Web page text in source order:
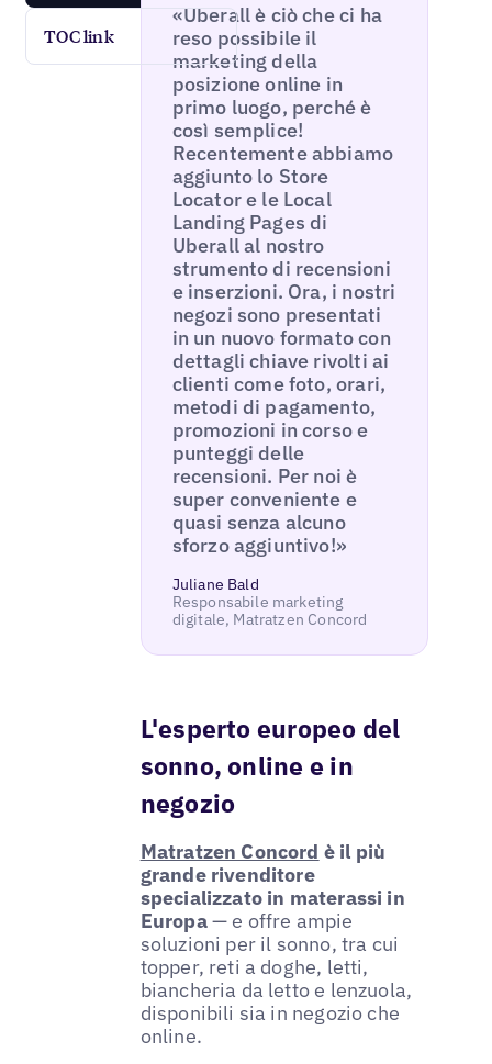
TOC link
«Uberall è ciò che ci ha
reso possibile il
marketing della
posizione online in
primo luogo, perché è
così semplice!
Recentemente abbiamo
aggiunto lo Store
Locator e le Local
Landing Pages di
Uberall al nostro
strumento di recensioni
e inserzioni. Ora, i nostri
negozi sono presentati
in un nuovo formato con
dettagli chiave rivolti ai
clienti come foto, orari,
metodi di pagamento,
promozioni in corso e
punteggi delle
recensioni. Per noi è
super conveniente e
quasi senza alcuno
sforzo aggiuntivo!»
Juliane Bald
Responsabile marketing
digitale, Matratzen Concord
L'esperto europeo del
sonno, online e in
negozio
Matratzen Concord è il più
grande rivenditore
specializzato in materassi in
Europa— e offre ampie
soluzioni per il sonno, tra cui
topper, reti a doghe, letti,
biancheria da letto e lenzuola,
disponibili sia in negozio che
online.